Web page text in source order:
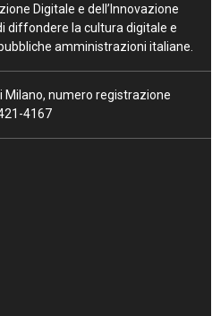
Digitale e dell’Innovazione
diffondere la cultura digitale e
amministrazioni italiane.
Milano, numero registrazione
4167